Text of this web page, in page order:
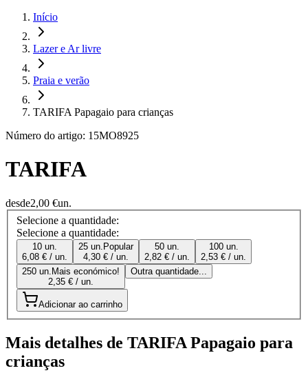
Início
Lazer e Ar livre
Praia e verão
TARIFA Papagaio para crianças
Número do artigo: 15MO8925
TARIFA
desde2,00 €un.
Selecione a quantidade:
Selecione a quantidade:
10 un.
6,08 € / un.
25 un. Popular
4,30 € / un.
50 un.
2,82 € / un.
100 un.
2,53 € / un.
250 un. Mais económico!
2,35 € / un.
Outra quantidade...
Adicionar ao carrinho
Mais detalhes de TARIFA Papagaio para
crianças